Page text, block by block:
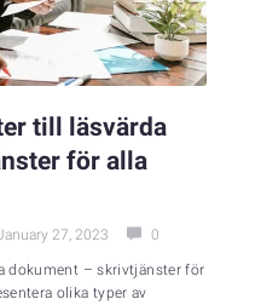
till läsvärda
för alla
27, 2023 0
dokument – skrivtjänster för
olika typer av